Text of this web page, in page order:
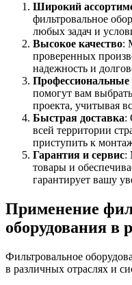
Широкий
фильтровальное
любых задач и
Высокое качество:
проверенных
надежность и
Профессиональные
помогут вам
проекта, учитывая
Быстрая доставка:
всей территории
приступить к
Гарантия и сервис:
товары и
гарантирует вашу
Применение
оборудования в
Фильтровальное
в различных отраслях и